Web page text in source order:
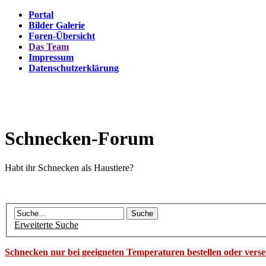
Portal
Bilder Galerie
Foren-Übersicht
Das Team
Impressum
Datenschutzerklärung
Schnecken-Forum
Habt ihr Schnecken als Haustiere?
Erweiterte Suche
Schnecken nur bei geeigneten Temperaturen bestellen oder